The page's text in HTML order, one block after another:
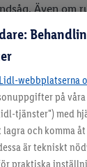
Även om
vanligtvis
och kantiga
webbplatserna
på
tjänster") med
lagra och komma
är tekniskt
praktiska